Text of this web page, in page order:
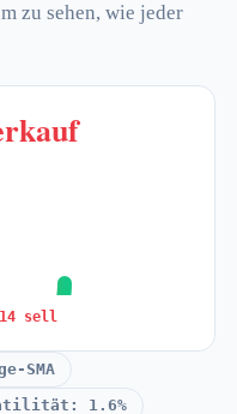
zu sehen, wie jeder
sell
SMA
1.6%